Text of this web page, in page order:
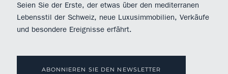
Seien Sie der Erste, der etwas über den mediterranen
Lebensstil der Schweiz, neue Luxusimmobilien, Verkäufe
und besondere Ereignisse erfährt.
ABONNIEREN SIE DEN NEWSLETTER